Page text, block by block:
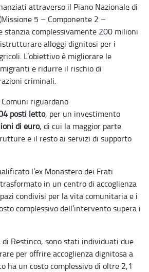
attraverso il Piano Nazionale di
5 – Componente 2 –
stanzia complessivamente 200 milioni
alloggi dignitosi per i
L’obiettivo è migliorare le
e ridurre il rischio di
criminali.
riguardano
posti letto, per un investimento
di euro, di cui la maggior parte
e il resto ai servizi di supporto
l’ex Monastero dei Frati
in un centro di accoglienza
condivisi per la vita comunitaria e i
complessivo dell’intervento supera i
di Restinco, sono stati individuati due
per offrire accoglienza dignitosa a
ha un costo complessivo di oltre 2,1